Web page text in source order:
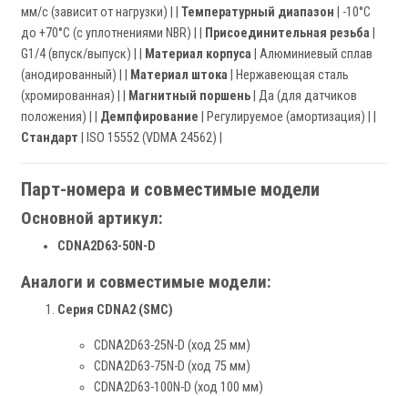
мм/с (зависит от нагрузки) | | Температурный диапазон | -10°C
до +70°C (с уплотнениями NBR) | |
Присоединительная резьба
G1/4 (впуск/выпуск) | |
Материал корпуса | Алюминиевый сплав
(анодированный) | |
Материал штока | Нержавеющая сталь
(хромированная) | |
Магнитный поршень | Да (для датчиков
положения) | | Демпфирование | Регулируемое (амортизация) | |
Стандарт | ISO 15552 (VDMA 24562) |
Парт-номера и совместимые модели
Основной артикул:
CDNA2D63-50N-D
Аналоги и совместимые модели:
Серия CDNA2 (SMC)
CDNA2D63-25N-D (ход 25 мм)
CDNA2D63-75N-D (ход 75 мм)
CDNA2D63-100N-D (ход 100 мм)